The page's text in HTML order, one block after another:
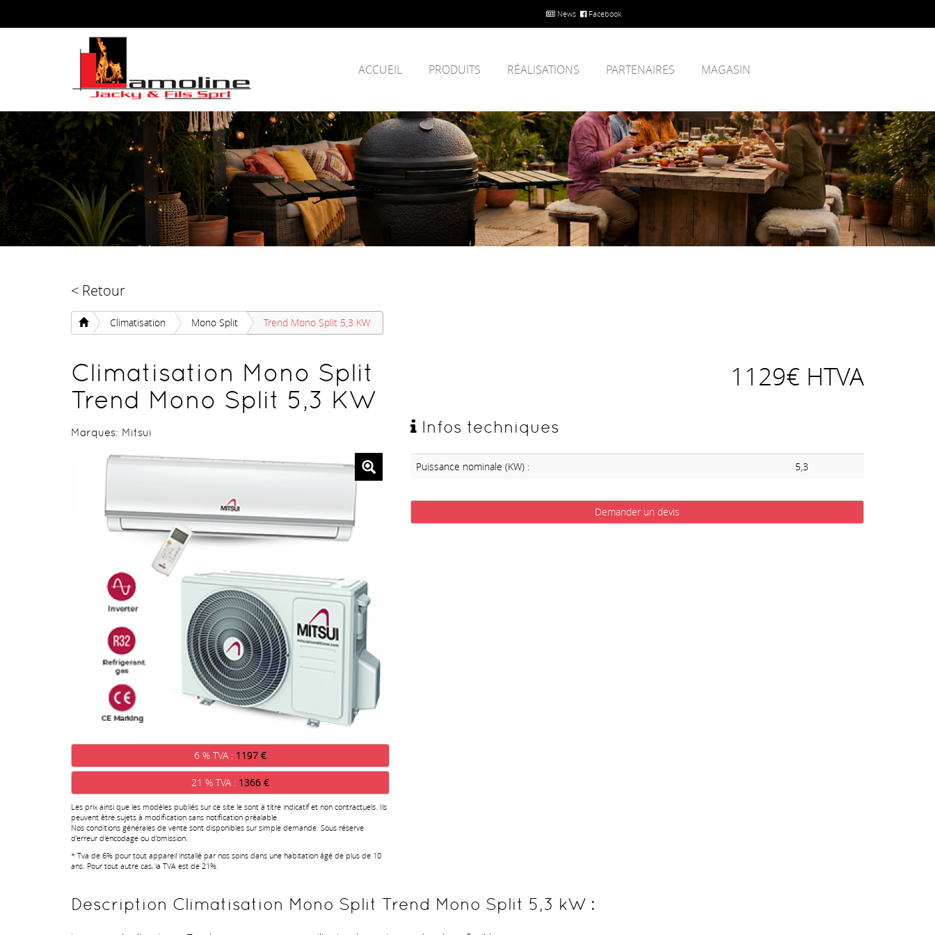
News Facebook
ACCUEIL PRODUITS RÉALISATIONS PARTENAIRES MAGASIN
< Retour
Climatisation Mono Split Trend Mono Split 5,3 KW
Climatisation Mono Split
Trend Mono Split 5,3 KW
Marques: Mitsui
6 % TVA : 1197 €
21 % TVA : 1366 €
Les prix ainsi que les modèles publiés sur ce site le sont à titre indicatif et non contractuels. Ils
peuvent être sujets à modification sans notification préalable.
Nos conditions générales de vente sont disponibles sur simple demande. Sous réserve
d'erreur d'encodage ou d'omission.
* Tva de 6% pour tout appareil installé par nos soins dans une habitation âgé de plus de 10
ans. Pour tout autre cas, la TVA est de 21%.
1129€ HTVA
Infos techniques
Puissance nominale (KW) : 5,3
Demander un devis
Description Climatisation Mono Split Trend Mono Split 5,3 kW :